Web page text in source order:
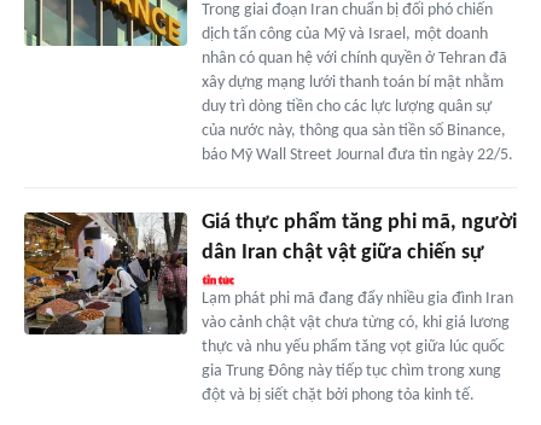
Trong giai đoạn Iran chuẩn bị đối phó chiến
dịch tấn công của Mỹ và Israel, một doanh
nhân có quan hệ với chính quyền ở Tehran đã
xây dựng mạng lưới thanh toán bí mật nhằm
duy trì dòng tiền cho các lực lượng quân sự
của nước này, thông qua sàn tiền số Binance,
báo Mỹ Wall Street Journal đưa tin ngày 22/5.
Giá thực phẩm tăng phi mã, người
dân Iran chật vật giữa chiến sự
Lạm phát phi mã đang đẩy nhiều gia đình Iran
vào cảnh chật vật chưa từng có, khi giá lương
thực và nhu yếu phẩm tăng vọt giữa lúc quốc
gia Trung Đông này tiếp tục chìm trong xung
đột và bị siết chặt bởi phong tỏa kinh tế.